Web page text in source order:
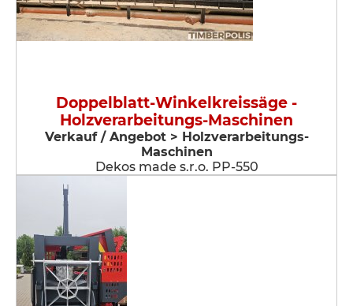
Doppelblatt-Winkelkreissäge -
Holzverarbeitungs-Maschinen
Verkauf / Angebot > Holzverarbeitungs-
Maschinen
Dekos made s.r.o. PP-550